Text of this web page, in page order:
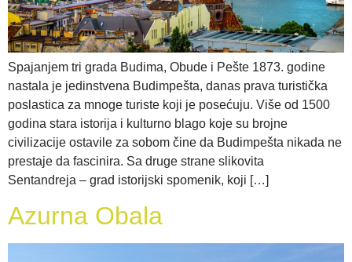
Spajanjem tri grada Budima, Obude i Pešte 1873. godine
nastala je jedinstvena Budimpešta, danas prava turistička
poslastica za mnoge turiste koji je posećuju. Više od 1500
godina stara istorija i kulturno blago koje su brojne
civilizacije ostavile za sobom čine da Budimpešta nikada ne
prestaje da fascinira. Sa druge strane slikovita
Sentandreja – grad istorijski spomenik, koji […]
Azurna Obala